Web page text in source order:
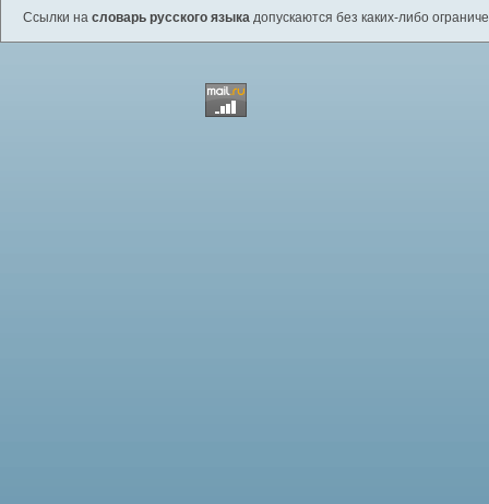
Ссылки на словарь русского языка допускаются без каких-либо